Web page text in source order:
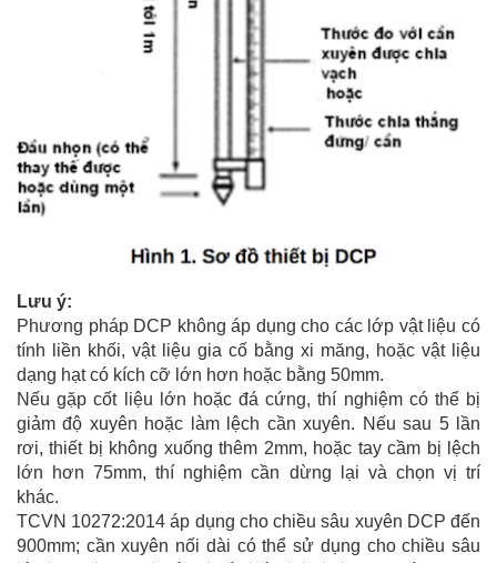
Lưu ý:
Phương pháp DCP không áp dụng cho các lớp vật liệu có
tính liền khối, vật liệu gia cố bằng xi măng, hoặc vật liệu
dạng hạt có kích cỡ lớn hơn hoặc bằng 50mm.
Nếu gặp cốt liệu lớn hoặc đá cứng, thí nghiệm có thể bị
giảm độ xuyên hoặc làm lệch cần xuyên. Nếu sau 5 lần
rơi, thiết bị không xuống thêm 2mm, hoặc tay cầm bị lệch
lớn hơn 75mm, thí nghiệm cần dừng lại và chọn vị trí
khác.
TCVN 10272:2014 áp dụng cho chiều sâu xuyên DCP đến
900mm; cần xuyên nối dài có thể sử dụng cho chiều sâu